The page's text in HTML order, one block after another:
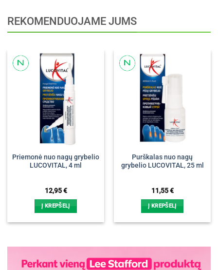
REKOMENDUOJAME JUMS
Priemonė nuo nagų grybelio
LUCOVITAL, 4 ml
12,95€
Į KREPŠELĮ
Purškalas nuo nagų
grybelio LUCOVITAL, 25 ml
11,55€
Į KREPŠELĮ